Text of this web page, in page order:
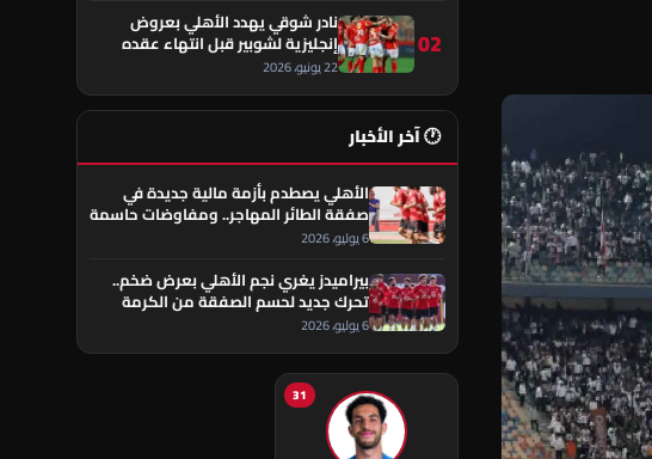
02
نادر شوقي يهدد الأهلي بعروض
إنجليزية لشوبير قبل انتهاء عقده
22 يونيو، 2026
🕐 آخر الأخبار
الأهلي يصطدم بأزمة مالية جديدة في
صفقة الطائر المهاجر.. ومفاوضات حاسمة
تقترب من الحسم
6 يوليو، 2026
بيراميدز يغري نجم الأهلي بعرض ضخم..
تحرك جديد لحسم الصفقة من الكرمة
العراقي
6 يوليو، 2026
31